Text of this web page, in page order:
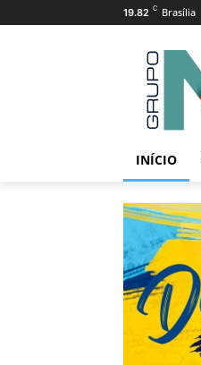
19.82 C Brasília
INÍCIO